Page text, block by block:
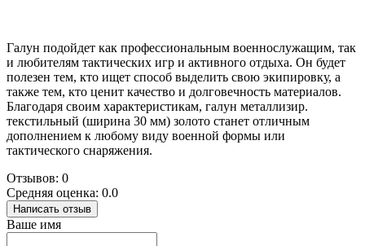
Галун подойдет как профессиональным военнослужащим, так
и любителям тактических игр и активного отдыха. Он будет
полезен тем, кто ищет способ выделить свою экипировку, а
также тем, кто ценит качество и долговечность материалов.
Благодаря своим характеристикам, галун металлизир.
текстильный (ширина 30 мм) золото станет отличным
дополнением к любому виду военной формы или
тактического снаряжения.
Отзывов: 0
Средняя оценка: 0.0
Написать отзыв
Ваше имя